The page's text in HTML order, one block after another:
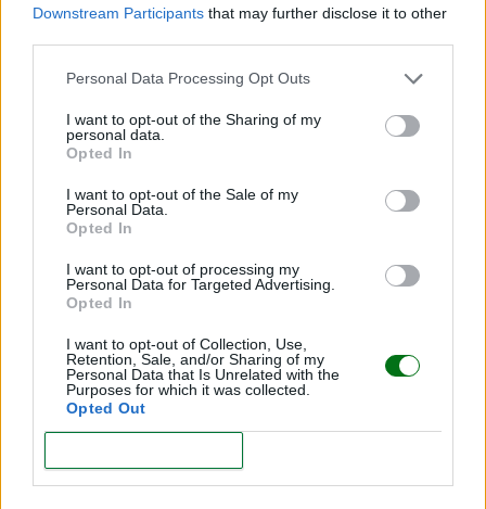
Downstream Participants that may further disclose it to other
Personal Data Processing Opt Outs
I want to opt-out of the Sharing of my
personal data.
Opted In
I want to opt-out of the Sale of my
Personal Data.
Opted In
I want to opt-out of processing my
Personal Data for Targeted Advertising.
Opted In
I want to opt-out of Collection, Use,
Retention, Sale, and/or Sharing of my
Personal Data that Is Unrelated with the
Purposes for which it was collected.
Opted Out
Fórmulas a base de leche de cabra: ¿por qué son
tendencia y una excelente opción para alimentar
a tu bebé?